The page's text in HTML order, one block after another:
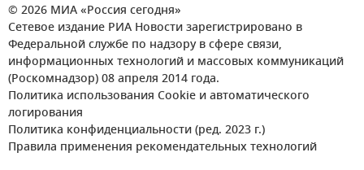
© 2026 МИА «Россия сегодня»
Сетевое издание РИА Новости зарегистрировано в
Федеральной службе по надзору в сфере связи,
информационных технологий и массовых коммуникаций
(Роскомнадзор) 08 апреля 2014 года.
Политика использования Cookie и автоматического
логирования
Политика конфиденциальности (ред. 2023 г.)
Правила применения рекомендательных технологий